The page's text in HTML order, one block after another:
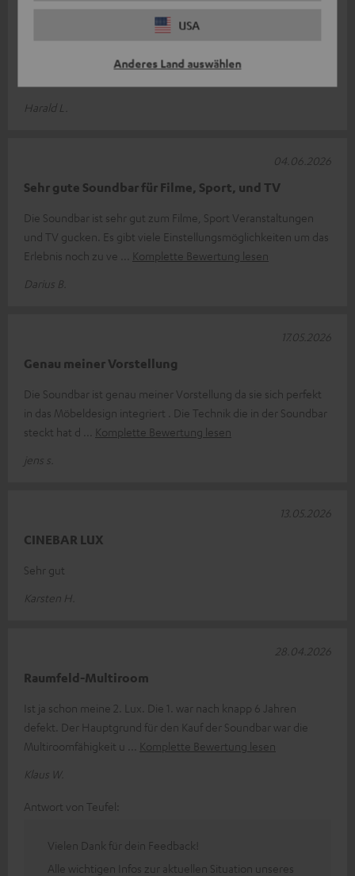
USA
Anderes Land auswählen
und Ganzen ist wirklich sehr gut. Auf der Homepage wird
Harald L.
Sehr gute Soundbar für Filme, Sport, und TV
Die Soundbar ist sehr gut zum Filme, Sport Veranstaltungen
und TV gucken. Es gibt viele Einstellungsmöglichkeiten um das
Erlebnis noch zu ve
Komplette Bewertung lesen
Darius B.
04.06.2026
Genau meiner Vorstellung
Die Soundbar ist genau meiner Vorstellung da sie sich perfekt
in das Möbeldesign integriert . Die Technik die in der Soundbar
steckt hat d
Komplette Bewertung lesen
jens s.
17.05.2026
CINEBAR LUX
Sehr gut
Karsten H.
13.05.2026
Raumfeld-Multiroom
Ist ja schon meine 2. Lux. Die 1. war nach knapp 6 Jahren
defekt. Der Hauptgrund für den Kauf der Soundbar war die
Multiroomfähigkeit u
Komplette Bewertung lesen
Klaus W.
28.04.2026
Antwort von Teufel:
Vielen Dank für dein Feedback!
Alle wichtigen Infos zur aktuellen Situation unseres